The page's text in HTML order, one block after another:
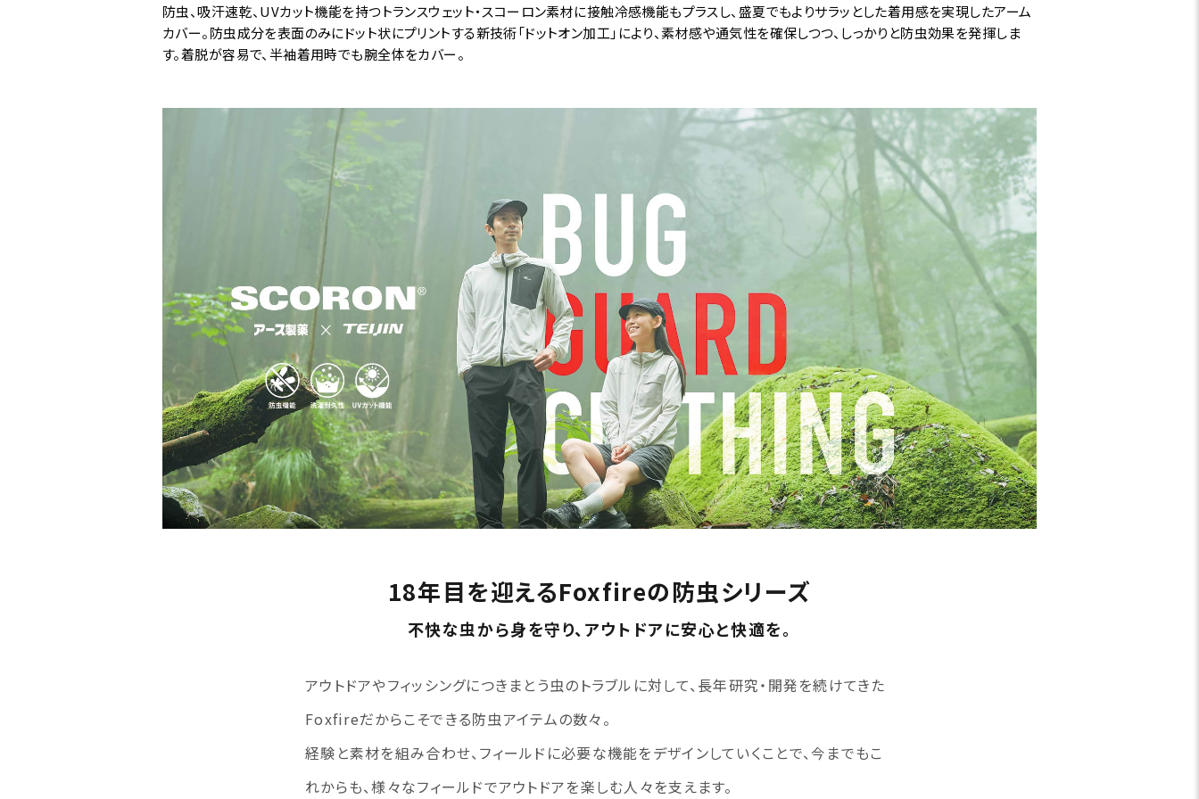
防虫、吸汗速乾、UVカット機能を持つトランスウェット・スコーロン素材に接触冷感機能もプラスし、盛夏でもよりサラッとした着用感を実現したアーム
カバー。防虫成分を表面のみにドット状にプリントする新技術「ドットオン加工」により、素材感や通気性を確保しつつ、しっかりと防虫効果を発揮しま
す。着脱が容易で、半袖着用時でも腕全体をカバー。
18年目を迎えるFoxfireの防虫シリーズ
不快な虫から身を守り、アウトドアに安心と快適を。
アウトドアやフィッシングにつきまとう虫のトラブルに対して、長年研究・開発を続けてきた
Foxfireだからこそできる防虫アイテムの数々。
経験と素材を組み合わせ、フィールドに必要な機能をデザインしていくことで、今までもこ
れからも、様々なフィールドでアウトドアを楽しむ人々を支えます。